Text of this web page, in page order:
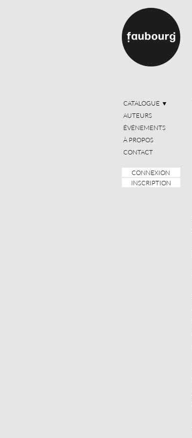
CATALOGUE ▼
AUTEURS
ÉVÉNEMENTS
À PROPOS
CONTACT
CONNEXION
INSCRIPTION